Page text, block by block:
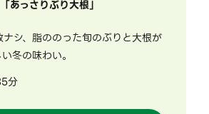
「あっさりぶり大根」
シ、脂ののった旬のぶりと大根が
冬の味わい。
分